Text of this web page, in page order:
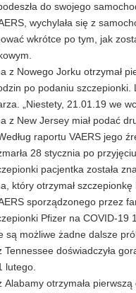
do swojego
wychylała się z
wkrótce po tym, jak
z Nowego Jorku otrzymał
po podaniu szczepionki.
„Niestety, 21.01.19 we
z New Jersey miał podać
raportu VAERS jego
28 stycznia po
pacjentka została
który otrzymał
sporządzonego przez
Pfizer na COVID-19
są możliwe żadne dalsze
Tennessee doświadczyła
lutego.
Alabamy otrzymała